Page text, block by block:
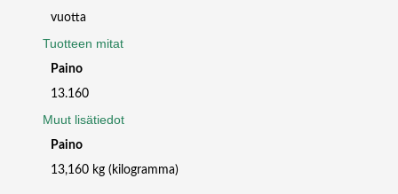
vuotta
Tuotteen mitat
Paino
13.160
Muut lisätiedot
Paino
13,160 kg (kilogramma)